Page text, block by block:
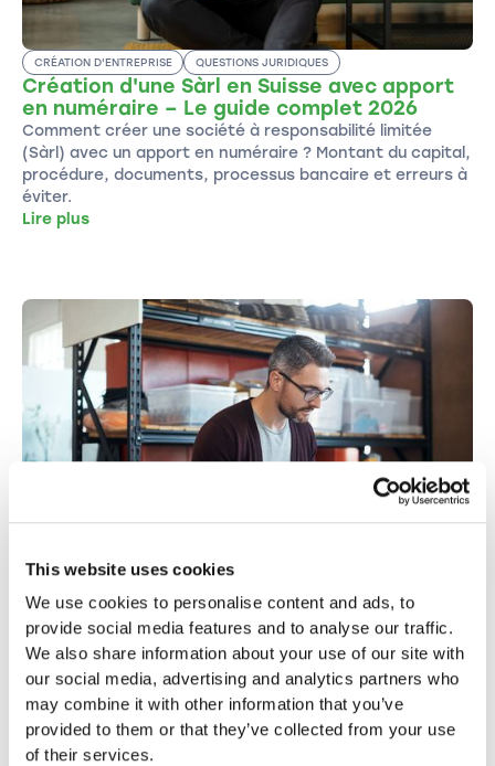
This website uses cookies
We use cookies to personalise content and ads, to
provide social media features and to analyse our traffic.
We also share information about your use of our site with
our social media, advertising and analytics partners who
may combine it with other information that you’ve
provided to them or that they’ve collected from your use
of their services.
CRÉATION D'ENTREPRISE QUESTIONS JURIDIQUES
Création d'une Sàrl en Suisse avec apport
en numéraire – Le guide complet 2026
Comment créer une société à responsabilité limitée
(Sàrl) avec un apport en numéraire ? Montant du capital,
procédure, documents, processus bancaire et erreurs à
éviter.
Lire plus
CRÉATION D'ENTREPRISE QUESTIONS JURIDIQUES
Création d'une SA en Suisse avec apport en
nature – Le guide le plus complet 2026
Création d'une société anonyme avec apport en nature :
évaluation, documents, exemples et apport. Le guide le
plus complet et le plus détaillé de 2026.
Lire plus